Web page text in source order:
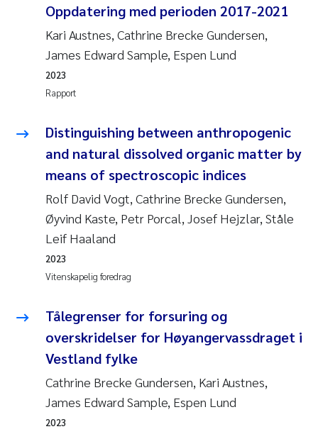
Oppdatering med perioden 2017-2021
Kari Austnes, Cathrine Brecke Gundersen,
James Edward Sample, Espen Lund
Rapport
2023
Distinguishing between anthropogenic
and natural dissolved organic matter by
means of spectroscopic indices
Rolf David Vogt, Cathrine Brecke Gundersen,
Øyvind Kaste, Petr Porcal, Josef Hejzlar, Ståle
Leif Haaland
Vitenskapelig foredrag
2023
Tålegrenser for forsuring og
overskridelser for Høyangervassdraget i
Vestland fylke
Cathrine Brecke Gundersen, Kari Austnes,
James Edward Sample, Espen Lund
2023